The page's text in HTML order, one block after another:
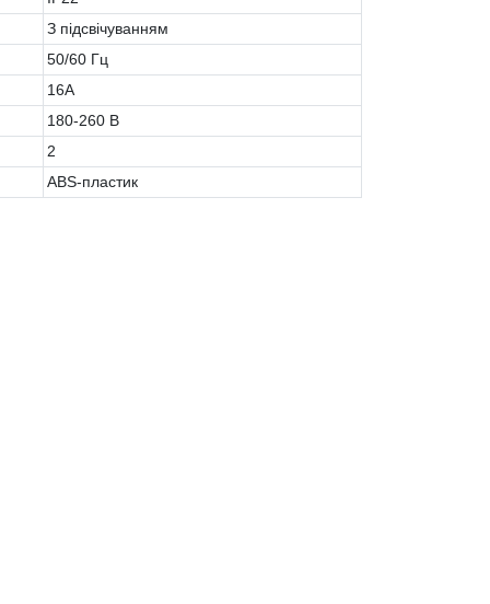
З підсвічуванням
50/60 Гц
16А
180-260 В
2
ABS-пластик